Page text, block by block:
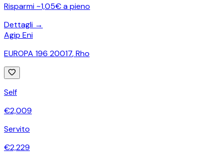
Risparmi ~1,05€ a pieno
Dettagli →
Agip Eni
EUROPA 196 20017,Rho
Self
€2,009
Servito
€2,229